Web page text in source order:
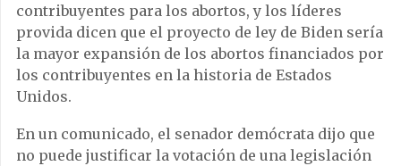
contribuyentes para los abortos, y los líderes
provida dicen que el proyecto de ley de Biden sería
la mayor expansión de los abortos financiados por
los contribuyentes en la historia de Estados
Unidos.
En un comunicado, el senador demócrata dijo que
no puede justificar la votación de una legislación